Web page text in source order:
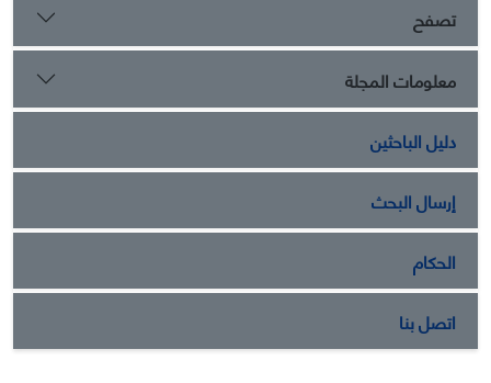
تصفح
معلومات المجلة
دليل الباحثين
إرسال البحث
الحكام
اتصل بنا